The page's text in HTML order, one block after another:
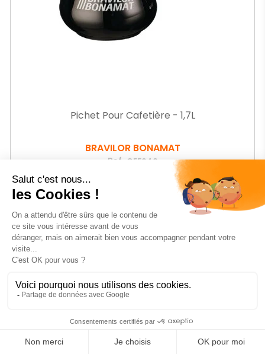
Pichet Pour Cafetière - 1,7L
BRAVILOR BONAMAT
Ref. GEF640
-23%
Prix
Prix
de
41,66 € HT